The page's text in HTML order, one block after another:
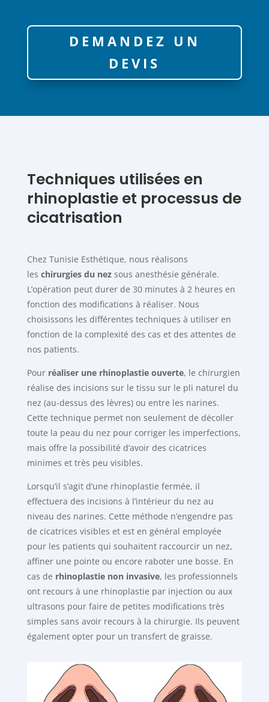
DEMANDEZ UN
DEVIS
Techniques utilisées en
rhinoplastie et processus de
cicatrisation
Chez Tunisie Esthétique, nous réalisons
les chirurgies du nez sous anesthésie générale.
L’opération peut durer de 30 minutes à 2 heures en
fonction des modifications à réaliser. Nous
choisissons les différentes techniques à utiliser en
fonction de la complexité des cas et des attentes de
nos patients.
Pour réaliser une rhinoplastie ouverte, le chirurgien
réalise des incisions sur le tissu sur le pli naturel du
nez (au-dessus des lèvres) ou entre les narines.
Cette technique permet non seulement de décoller
toute la peau du nez pour corriger les imperfections,
mais offre la possibilité d’avoir des cicatrices
minimes et très peu visibles.
Lorsqu’il s’agit d’une rhinoplastie fermée, il
effectuera des incisions à l’intérieur du nez au
niveau des narines. Cette méthode n’engendre pas
de cicatrices visibles et est en général employée
pour les patients qui souhaitent raccourcir un nez,
affiner une pointe ou encore raboter une bosse. En
cas de rhinoplastie non invasive, les professionnels
ont recours à une rhinoplastie par injection ou aux
ultrasons pour faire de petites modifications très
simples sans avoir recours à la chirurgie. Ils peuvent
également opter pour un transfert de graisse.